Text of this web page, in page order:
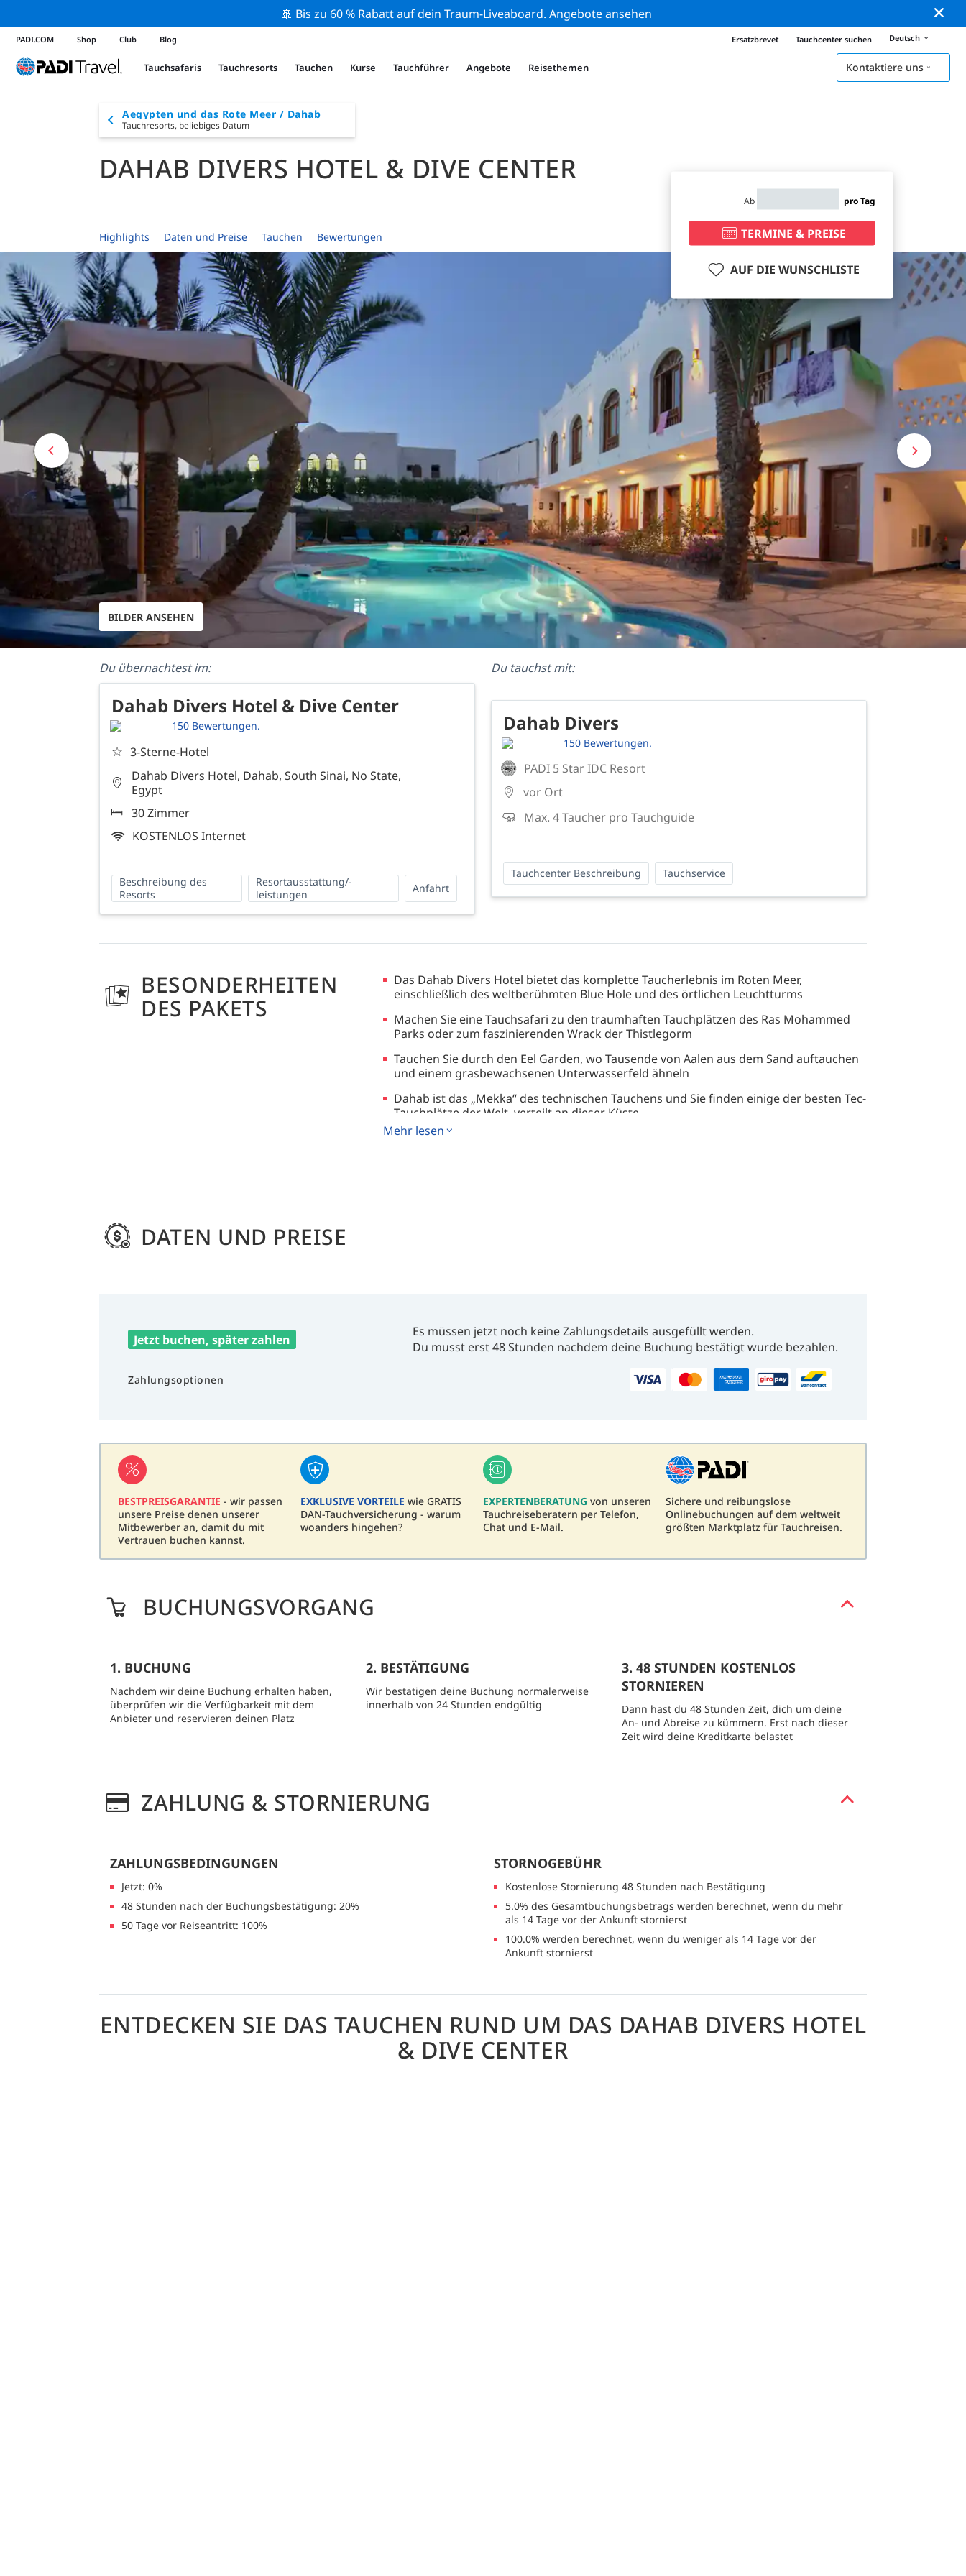
🚢 Bis zu 60 % Rabatt auf dein Traum-Liveaboard. Angebote ansehen
PADI.COM Shop Club Blog Ersatzbrevet Tauchcenter suchen Deutsch
Tauchsafaris Tauchresorts Tauchen Kurse Tauchführer Angebote Reisethemen Kontaktiere uns
Aegypten und das Rote Meer / Dahab
Tauchresorts, beliebiges Datum
DAHAB DIVERS HOTEL & DIVE CENTER
Highlights Daten und Preise Tauchen Bewertungen
Ab pro Tag
TERMINE & PREISE
AUF DIE WUNSCHLISTE
BILDER ANSEHEN
Du übernachtest im: Du tauchst mit:
Dahab Divers Hotel & Dive Center
150 Bewertungen.
☆ 3-Sterne-Hotel
Dahab Divers Hotel, Dahab, South Sinai, No State,
Egypt
30 Zimmer
KOSTENLOS Internet
Beschreibung des
Resorts
Resortausstattung/-
leistungen
Anfahrt
Dahab Divers
150 Bewertungen.
PADI 5 Star IDC Resort
vor Ort
Max. 4 Taucher pro Tauchguide
Tauchcenter Beschreibung Tauchservice
BESONDERHEITEN
DES PAKETS
Das Dahab Divers Hotel bietet das komplette Taucherlebnis im Roten Meer,
einschließlich des weltberühmten Blue Hole und des örtlichen Leuchtturms
Machen Sie eine Tauchsafari zu den traumhaften Tauchplätzen des Ras Mohammed
Parks oder zum faszinierenden Wrack der Thistlegorm
Tauchen Sie durch den Eel Garden, wo Tausende von Aalen aus dem Sand auftauchen
und einem grasbewachsenen Unterwasserfeld ähneln
Dahab ist das „Mekka“ des technischen Tauchens und Sie finden einige der besten Tec-
Tauchplätze der Welt, verteilt an dieser Küste.
Mehr lesen
DATEN UND PREISE
Jetzt buchen, später zahlen
Es müssen jetzt noch keine Zahlungsdetails ausgefüllt werden.
Du musst erst 48 Stunden nachdem deine Buchung bestätigt wurde bezahlen.
Zahlungsoptionen
BESTPREISGARANTIE - wir passen
unsere Preise denen unserer
Mitbewerber an, damit du mit
Vertrauen buchen kannst.
EXKLUSIVE VORTEILE wie GRATIS
DAN-Tauchversicherung - warum
woanders hingehen?
EXPERTENBERATUNG von unseren
Tauchreiseberatern per Telefon,
Chat und E-Mail.
Sichere und reibungslose
Onlinebuchungen auf dem weltweit
größten Marktplatz für Tauchreisen.
BUCHUNGSVORGANG
1. BUCHUNG
Nachdem wir deine Buchung erhalten haben,
überprüfen wir die Verfügbarkeit mit dem
Anbieter und reservieren deinen Platz
2. BESTÄTIGUNG
Wir bestätigen deine Buchung normalerweise
innerhalb von 24 Stunden endgültig
3. 48 STUNDEN KOSTENLOS
STORNIEREN
Dann hast du 48 Stunden Zeit, dich um deine
An- und Abreise zu kümmern. Erst nach dieser
Zeit wird deine Kreditkarte belastet
ZAHLUNG & STORNIERUNG
ZAHLUNGSBEDINGUNGEN
Jetzt: 0%
48 Stunden nach der Buchungsbestätigung: 20%
50 Tage vor Reiseantritt: 100%
STORNOGEBÜHR
Kostenlose Stornierung 48 Stunden nach Bestätigung
5.0% des Gesamtbuchungsbetrags werden berechnet, wenn du mehr
als 14 Tage vor der Ankunft stornierst
100.0% werden berechnet, wenn du weniger als 14 Tage vor der
Ankunft stornierst
ENTDECKEN SIE DAS TAUCHEN RUND UM DAS DAHAB DIVERS HOTEL
& DIVE CENTER